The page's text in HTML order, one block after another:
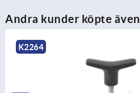
Andra kunder köpte även
NYHET